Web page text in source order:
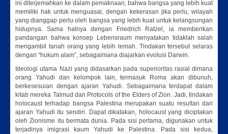
ini diterjemahkan ke dalam pemaknaan, bahwa bangsa yang lebih kuat
memiliki hak untuk menguasai, dengan kekerasan jika perlu, wilayah
yang dianggap perlu oleh bangsa yang lebih kuat untuk kelangsungan
hidupnya. Sama halnya dengan Friedrich Ratzel, ia memberikan
pandangan bahwa konsep Lebensraum menyatakan tidaklah salah
mengambil tanah orang yang lebih lemah. Tindakan tersebut selaras
dengan “hukum alam”, sebagaimana diajarkan evolusi Darwin.
Ideologi utama Nazi yang didasarkan pada superioritas rasial dimana
orang Yahudi dan kelompok lain, termasuk Roma akan dibunuh,
berkesesuian dengan ajaran Yahudi. Sebagaimana terdapat dalam
kitab mereka Talmud dan Protocols of the Elders of Zion. Jadi, tindakan
holocaust terhadap bangsa Palestina merupakan suatu resultan dari
ajaran Yahudi itu sendiri. Dapat dikatakan, holocaust yang diciptakan
oleh Zionisme itu bermata dunia. Pada sisi pertama, digunakan untuk
terjadinya imigrasi kaum Yahudi ke Palestina. Pada sisi kedua,